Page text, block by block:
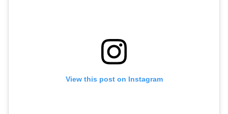
View this post on Instagram